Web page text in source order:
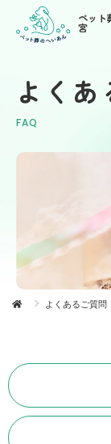
ペット
宮
よくあ
FAQ
よくあるご質問